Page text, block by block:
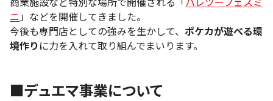
ニ 」などを開催してきました。
今後も専門店としての強みを生かして、 ポケカが遊べる環
境作り に力を入れて取り組んでまいります。
■デュエマ事業について